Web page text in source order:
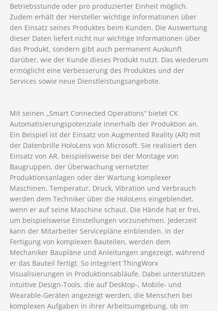
Betriebsstunde oder pro produzierter Einheit möglich.
Zudem erhält der Hersteller wichtige Informationen über
den Einsatz seines Produktes beim Kunden. Die Auswertung
dieser Daten liefert nicht nur wichtige Informationen über
das Produkt, sondern gibt auch permanent Auskunft
darüber, wie der Kunde dieses Produkt nutzt. Das wiederum
ermöglicht eine Verbesserung des Produktes und der
Services sowie neue Dienstleistungsangebote.
Mit seinen „Smart Connected Operations“ bietet CK
Automatisierungspotenziale innerhalb der Produktion an.
Ein Beispiel ist der Einsatz von Augmented Reality (AR) mit
der Datenbrille HoloLens von Microsoft. Sie realisiert den
Einsatz von AR, beispielsweise bei der Montage von
Baugruppen, der Überwachung vernetzter
Produktionsanlagen oder der Wartung komplexer
Maschinen. Temperatur, Druck, Vibration und Verbrauch
werden dem Techniker über die HoloLens eingeblendet,
wenn er auf seine Maschine schaut. Die Hände hat er frei,
um beispielsweise Einstellungen vorzunehmen. Jederzeit
kann der Mitarbeiter Servicepläne einblenden. In der
Fertigung von komplexen Bauteilen, werden dem
Mechaniker Baupläne und Anleitungen angezeigt, während
er das Bauteil fertigt. So integriert ThingWorx
Visualisierungen in Produktionsabläufe. Dabei unterstützen
intuitive Design-Tools, die auf Desktop-, Mobile- und
Wearable-Geräten angezeigt werden, die Menschen bei
komplexen Aufgaben in ihrer Arbeitsumgebung, ob im